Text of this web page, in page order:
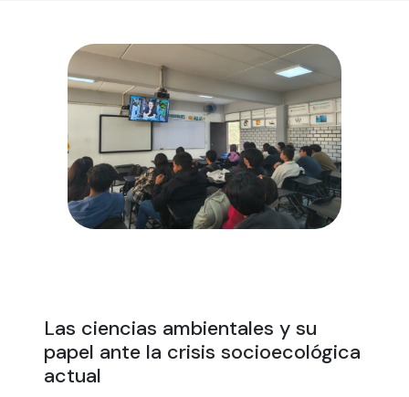
Las ciencias ambientales y su
papel ante la crisis socioecológica
actual